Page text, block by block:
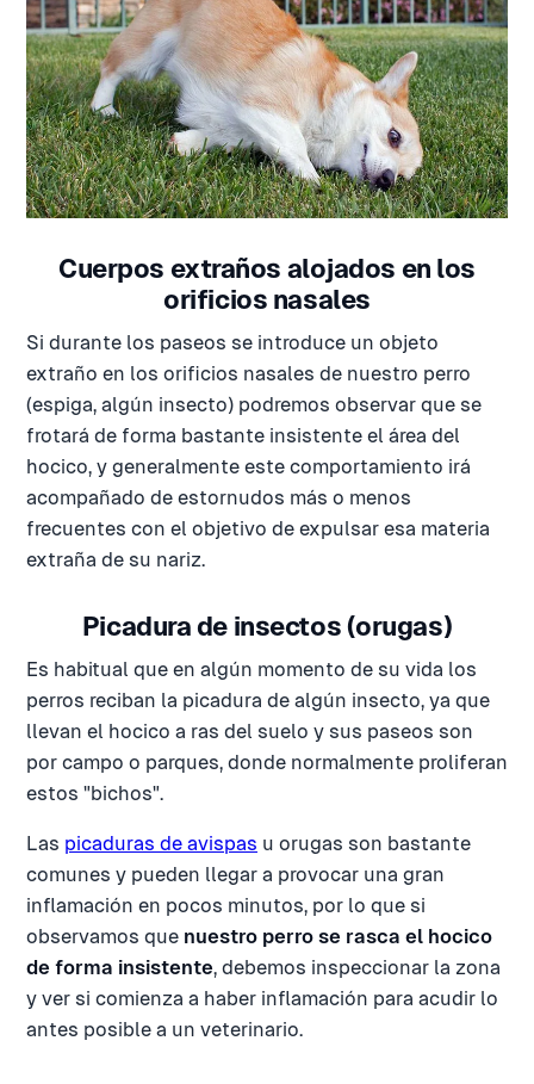
Cuerpos extraños alojados en los
orificios nasales
Si durante los paseos se introduce un objeto
extraño en los orificios nasales de nuestro perro
(espiga, algún insecto) podremos observar que se
frotará de forma bastante insistente el área del
hocico, y generalmente este comportamiento irá
acompañado de estornudos más o menos
frecuentes con el objetivo de expulsar esa materia
extraña de su nariz.
Picadura de insectos (orugas)
Es habitual que en algún momento de su vida los
perros reciban la picadura de algún insecto, ya que
llevan el hocico a ras del suelo y sus paseos son
por campo o parques, donde normalmente proliferan
estos "bichos".
Las picaduras de avispas u orugas son bastante
comunes y pueden llegar a provocar una gran
inflamación en pocos minutos, por lo que si
observamos que nuestro perro se rasca el hocico
de forma insistente, debemos inspeccionar la zona
y ver si comienza a haber inflamación para acudir lo
antes posible a un veterinario.